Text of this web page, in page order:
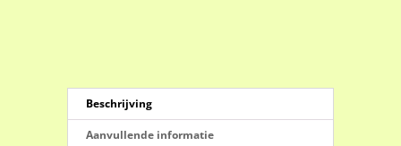
Beschrijving
Aanvullende informatie